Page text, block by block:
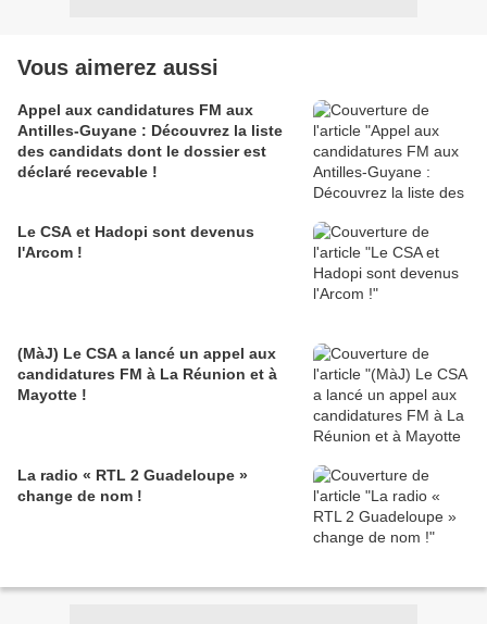
Vous aimerez aussi
Appel aux candidatures FM aux
Antilles-Guyane : Découvrez la liste
des candidats dont le dossier est
déclaré recevable !
Le CSA et Hadopi sont devenus
l'Arcom !
(MàJ) Le CSA a lancé un appel aux
candidatures FM à La Réunion et à
Mayotte !
La radio « RTL 2 Guadeloupe »
change de nom !